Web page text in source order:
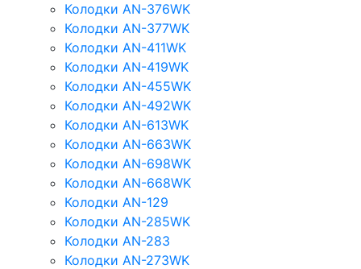
Колодки AN-376WK
Колодки AN-377WK
Колодки AN-411WK
Колодки AN-419WK
Колодки AN-455WK
Колодки AN-492WK
Колодки AN-613WK
Колодки AN-663WK
Колодки AN-698WK
Колодки AN-668WK
Колодки AN-129
Колодки AN-285WK
Колодки AN-283
Колодки AN-273WK